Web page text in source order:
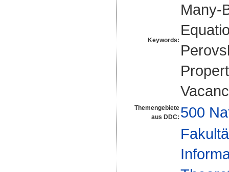
Keywords:
Many-
Themengebiete
aus DDC: 500